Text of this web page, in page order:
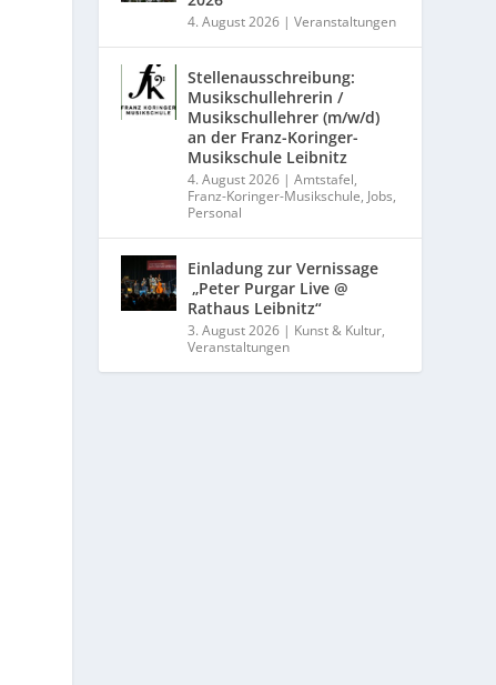
4. August 2026 |Veranstaltungen
Stellenausschreibung:
Musikschullehrerin /
Musikschullehrer (m/w/d)
an der Franz-Koringer-
Musikschule Leibnitz
4. August 2026 |Amtstafel,
Franz-Koringer-Musikschule, Jobs,
Personal
Einladung zur Vernissage
„Peter Purgar Live @
Rathaus Leibnitz“
3. August 2026 | Kunst & Kultur,
Veranstaltungen